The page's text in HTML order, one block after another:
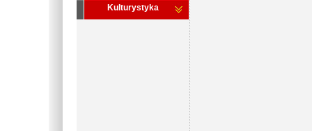
Kulturystyka